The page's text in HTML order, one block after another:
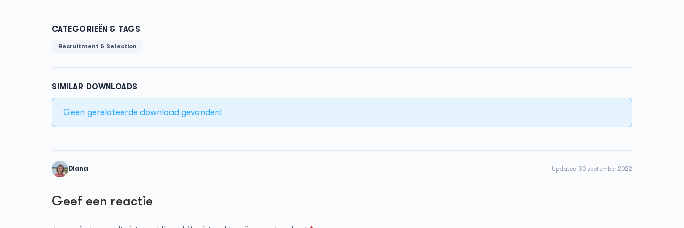
CATEGORIEËN & TAGS
Recruitment & Selection
SIMILAR DOWNLOADS
Geen gerelateerde download gevonden!
Diana Updated 30 september 2022
Geef een reactie